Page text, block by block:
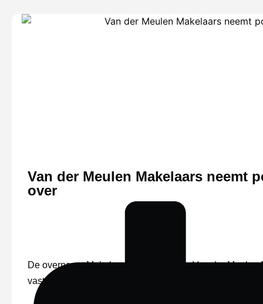
Van der Meulen Makelaars neemt
over
De overname Makelaardij Zeeven door Van der
vastgoedbeheer en verhuur in Groningen. De